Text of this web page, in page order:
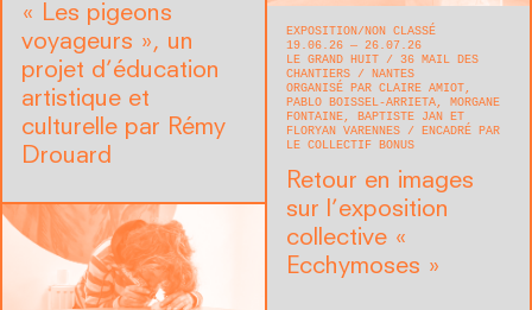
« Les pigeons
voyageurs », un
projet d’éducation
artistique et
culturelle par Rémy
Drouard
EXPOSITION NON CLASSÉ
19.06.26 — 26.07.26
LE GRAND HUIT
36 MAIL DES
CHANTIERS
NANTES
ORGANISÉ PAR CLAIRE AMIOT,
PABLO BOISSEL-ARRIETA, MORGANE
FONTAINE, BAPTISTE JAN ET
FLORYAN VARENNES
ENCADRÉ PAR
LE COLLECTIF BONUS
Retour en images
sur l’exposition
collective «
Ecchymoses »